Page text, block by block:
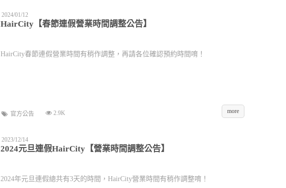
2024/01/12
HairCity【春節連假營業時間調整公告】
HairCity春節連假營業時間有稍作調整，再請各位確認預約時間唷！
官方公告 2.9K more
2023/12/14
2024元旦連假HairCity【營業時間調整公告】
2024年元旦連假總共有3天的時間，HairCity營業時間有稍作調整唷！